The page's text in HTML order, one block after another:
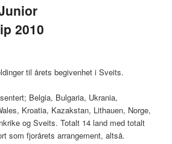
2010
til årets begivenhet i Sveits.
Belgia, Bulgaria, Ukrania,
Kroatia, Kazakstan, Lithauen, Norge,
og Sveits. Totalt 14 land med totalt
som fjorårets arrangement, altså.